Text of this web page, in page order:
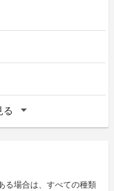
る
る場合は、すべての種類